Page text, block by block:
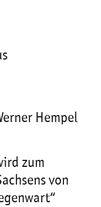
Hempel
zum
von